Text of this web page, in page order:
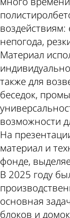
непогода,
Материал
также для
беседок,
возможности
На
материал и
фонде,
В 2025 году
основная
блоков и